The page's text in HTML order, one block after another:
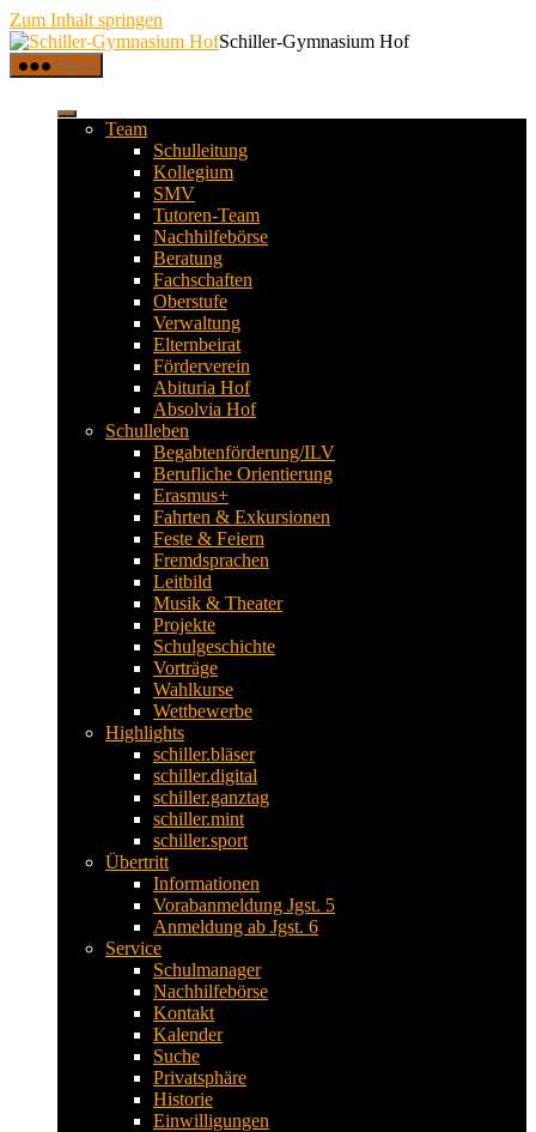
Zum Inhalt springen
Schiller-Gymnasium Hof
Menü
Team
Schulleitung
Kollegium
SMV
Tutoren-Team
Nachhilfebörse
Beratung
Fachschaften
Oberstufe
Verwaltung
Elternbeirat
Förderverein
Abituria Hof
Absolvia Hof
Schulleben
Begabtenförderung/ILV
Berufliche Orientierung
Erasmus+
Fahrten & Exkursionen
Feste & Feiern
Fremdsprachen
Leitbild
Musik & Theater
Projekte
Schulgeschichte
Vorträge
Wahlkurse
Wettbewerbe
Highlights
schiller.bläser
schiller.digital
schiller.ganztag
schiller.mint
schiller.sport
Übertritt
Informationen
Vorabanmeldung Jgst. 5
Anmeldung ab Jgst. 6
Service
Schulmanager
Nachhilfebörse
Kontakt
Kalender
Suche
Privatsphäre
Historie
Einwilligungen